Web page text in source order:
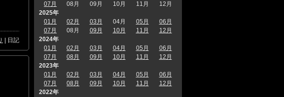
| 日記
07月
08月 09月 10月 11月
12月
2025年
01月
02月 03月 04月 05月
06月
07月
08月 09月 10月 11月
12月
2024年
01月
02月 03月 04月 05月
06月
07月
08月 09月 10月 11月
12月
2023年
01月
02月 03月 04月 05月
06月
07月
08月 09月 10月 11月
12月
2022年